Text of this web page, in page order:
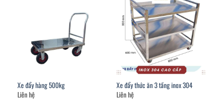
Xe đẩy hàng 500kg
Liên hệ
Xe đẩy thức ăn 3 tầng inox 304
Liên hệ